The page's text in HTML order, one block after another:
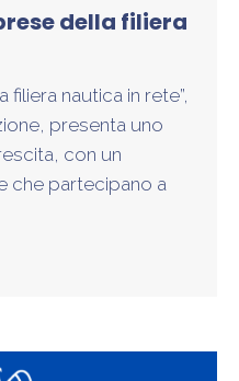
della filiera
filiera nautica in rete”,
presenta uno
con un
che partecipano a